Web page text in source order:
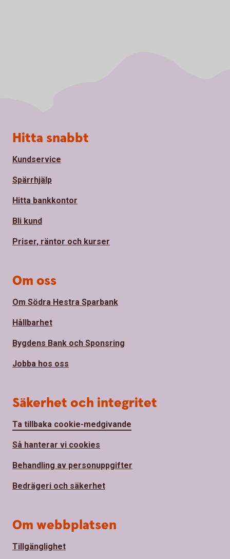
Sidfot
Hitta snabbt
Kundservice
Spärrhjälp
Hitta bankkontor
Bli kund
Priser, räntor och kurser
Om oss
Om Södra Hestra Sparbank
Hållbarhet
Bygdens Bank och Sponsring
Jobba hos oss
Säkerhet och integritet
Ta tillbaka cookie-medgivande
Så hanterar vi cookies
Behandling av personuppgifter
Bedrägeri och säkerhet
Om webbplatsen
Tillgänglighet